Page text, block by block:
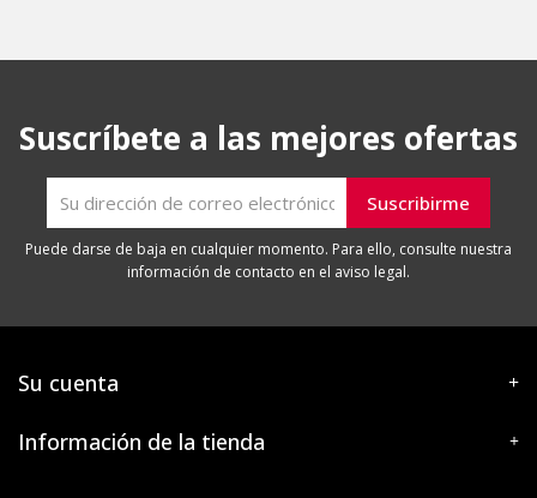
Suscríbete a las mejores ofertas
Puede darse de baja en cualquier momento. Para ello, consulte nuestra
información de contacto en el aviso legal.
Su cuenta
Información de la tienda